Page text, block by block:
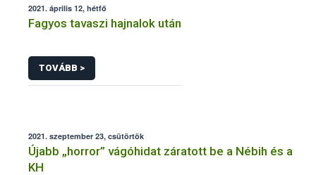
2021. április 12, hétfő
Fagyos tavaszi hajnalok után
TOVÁBB >
2021. szeptember 23, csütörtök
Újabb „horror” vágóhidat záratott be a Nébih és a
KH